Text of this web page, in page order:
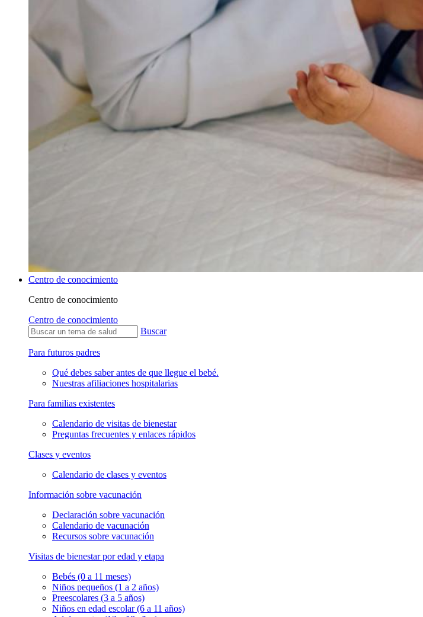
Centro de conocimiento
Centro de conocimiento
Centro de conocimiento
Buscar
Para futuros padres
Qué debes saber antes de que llegue el bebé.
Nuestras afiliaciones hospitalarias
Para familias existentes
Calendario de visitas de bienestar
Preguntas frecuentes y enlaces rápidos
Clases y eventos
Calendario de clases y eventos
Información sobre vacunación
Declaración sobre vacunación
Calendario de vacunación
Recursos sobre vacunación
Visitas de bienestar por edad y etapa
Bebés (0 a 11 meses)
Niños pequeños (1 a 2 años)
Preescolares (3 a 5 años)
Niños en edad escolar (6 a 11 años)